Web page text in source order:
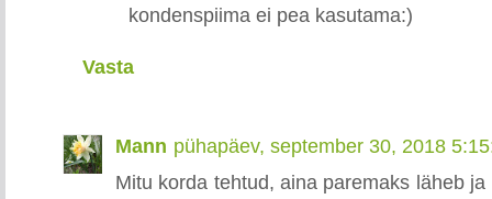
kondenspiima ei pea kasutama:)
Vasta
Mann pühapäev, september 30, 2018
Mitu korda tehtud, aina paremaks läheb